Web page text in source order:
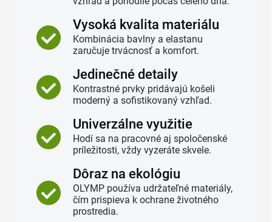
Vysoká kvalita materiálu
Kombinácia bavlny a elastanu
zaručuje trvácnosť a komfort.
Jedinečné detaily
Kontrastné prvky pridávajú košeli
moderný a sofistikovaný vzhľad.
Univerzálne využitie
Hodí sa na pracovné aj spoločenské
príležitosti, vždy vyzeráte skvele.
Dôraz na ekológiu
OLYMP používa udržateľné materiály,
čím prispieva k ochrane životného
prostredia.